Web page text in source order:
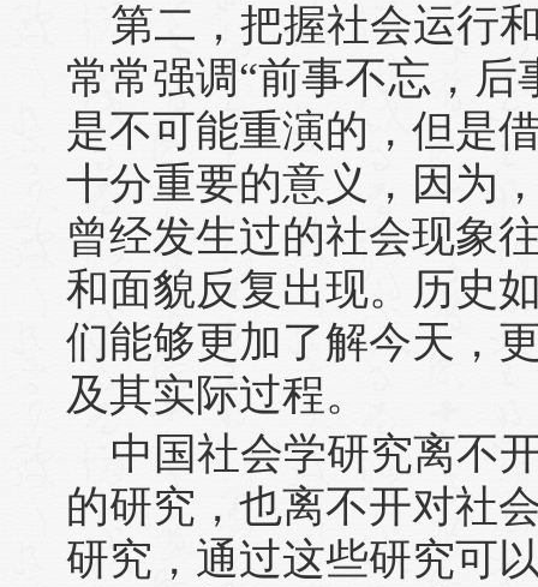
第二，把握社会运行
常常强调“前事不忘，
是不可能重演的，但是
十分重要的意义，因为
曾经发生过的社会现象
和面貌反复出现。历史
们能够更加了解今天，
及其实际过程。
中国社会学研究离不
的研究，也离不开对社
研究，通过这些研究可